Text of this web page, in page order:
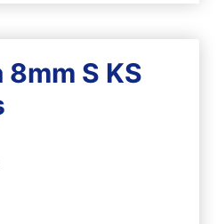
8mm S KS